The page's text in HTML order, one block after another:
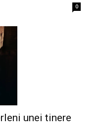
0
unei tinere